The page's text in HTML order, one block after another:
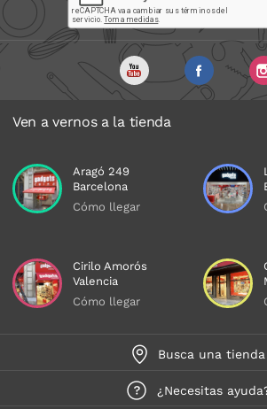
Ven a vernos a la tienda
Aragó 249
Barcelona
Cómo llegar
Cirilo Amorós
Valencia
Cómo llegar
Busca una tienda
¿Necesitas